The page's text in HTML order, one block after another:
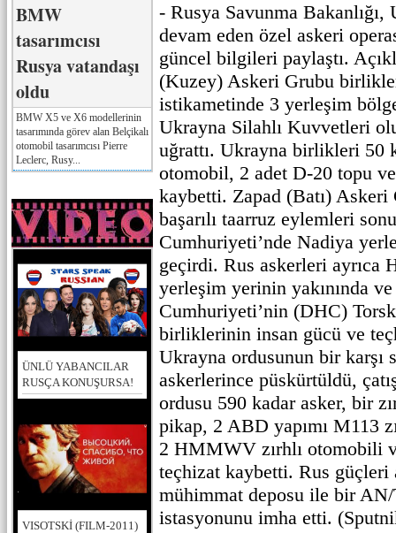
BMW
tasarımcısı
Rusya vatandaşı
oldu
BMW X5 ve X6 modellerinin
tasarımında görev alan Belçikalı
otomobil tasarımcısı Pierre
Leclerc, Rusy...
ÜNLÜ YABANCILAR
RUSÇA KONUŞURSA!
VISOTSKİ (FILM-2011)
- Rusya Savunma Bakanlığı,
devam eden özel askeri
güncel bilgileri paylaştı.
(Kuzey) Askeri Grubu
istikametinde 3 yerleşim
Ukrayna Silahlı Kuvvetleri
uğrattı. Ukrayna birlikleri 50
otomobil, 2 adet D-20 topu
kaybetti. Zapad (Batı)
başarılı taarruz eylemleri
Cumhuriyeti’nde Nadiya
geçirdi. Rus askerleri ayrıca
yerleşim yerinin yakınında
Cumhuriyeti’nin (DHC)
birliklerinin insan gücü ve
Ukrayna ordusunun bir karşı
askerlerince püskürtüldü,
ordusu 590 kadar asker, bir
pikap, 2 ABD yapımı M113
2 HMMWV zırhlı otomobili
teçhizat kaybetti. Rus güçleri
mühimmat deposu ile bir
istasyonunu imha etti.